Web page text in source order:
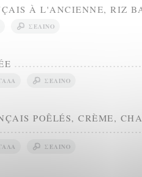
À L'ANCIENNE, RIZ
ΣΈΛΙΝΟ
ΣΈΛΙΝΟ
POÊLÉS, CRÈME,
ΣΈΛΙΝΟ